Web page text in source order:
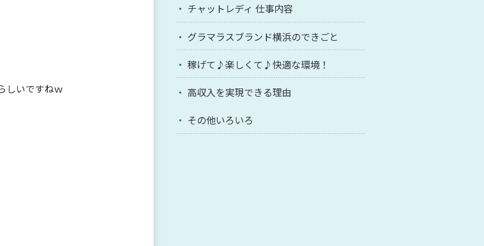
いですねｗ
チャットレディ 仕事内容
グラマラスブランド横浜のできごと
稼げて♪楽しくて♪快適な環境！
高収入を実現できる理由
その他いろいろ